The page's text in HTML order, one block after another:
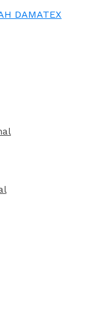
DAMATEX